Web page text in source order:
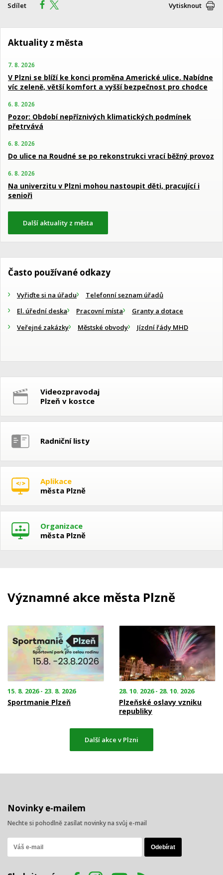
Sdílet Vytisknout
Aktuality z města
7. 8. 2026
V Plzni se blíží ke konci proměna Americké ulice. Nabídne
víc zeleně, větší komfort a vyšší bezpečnost pro chodce
6. 8. 2026
Pozor: Období nepříznivých klimatických podmínek
přetrvává
6. 8. 2026
Do ulice na Roudné se po rekonstrukci vrací běžný provoz
6. 8. 2026
Na univerzitu v Plzni mohou nastoupit děti, pracující i
senioři
Další aktuality z města
Často používané odkazy
Vyřiďte si na úřadu
Telefonní seznam úřadů
El. úřední deska
Pracovní místa
Granty a dotace
Veřejné zakázky
Městské obvody Jízdní řády MHD
Videozpravodaj
Plzeň v kostce
Radniční listy
Aplikace
města Plzně
Organizace
města Plzně
Významné akce města Plzně
15. 8. 2026 - 23. 8. 2026
Sportmanie Plzeň
28. 10. 2026 - 28. 10. 2026
Plzeňské oslavy vzniku
republiky
Další akce v Plzni
Novinky e-mailem
Nechte si pohodlně zasílat novinky na svůj e-mail